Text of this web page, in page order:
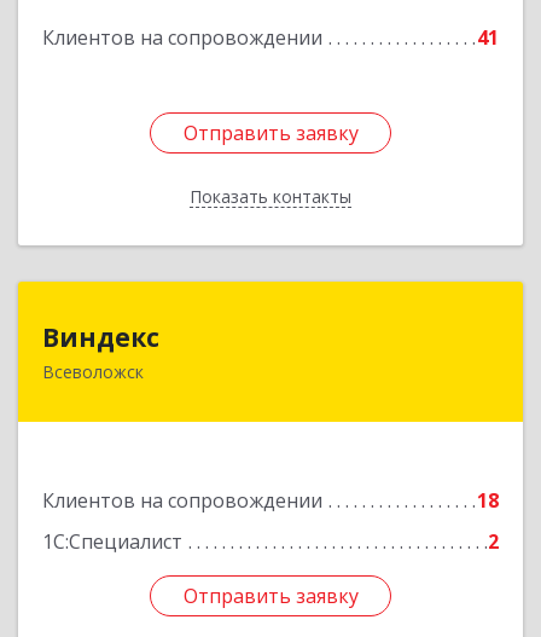
Клиентов на сопровождении 41
Отправить заявку
Показать контакты
Отправить заявку
Назад
Виндекс
Всеволожск
Клиентов на сопровождении
18
1С:Специалист
2
Отправить заявку
188643, Ленинградская обл, Всеволожский р-н,
Подробнее
Отправить заявку